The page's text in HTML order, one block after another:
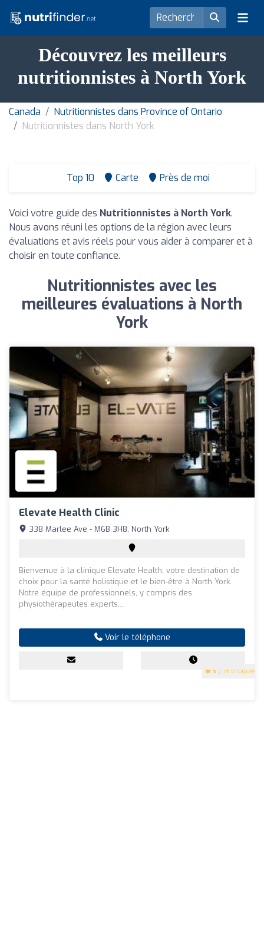
Découvrez les meilleurs
nutritionnistes à North York
Canada
Nutritionnistes dans Province of Ontario
Nutritionnistes dans North York
Top 10 Carte Près de moi
Voici votre guide des Nutritionnistes à North York.
Nous avons réuni les options de la région avec leurs
évaluations et avis réels pour vous aider à comparer et à
choisir en toute confiance.
Nutritionnistes avec les
meilleures évaluations à North
York
Elevate Health Clinic
5 (175 critiques)
338 Marlee Ave - M6B 3H8, North York
Bienvenue à la clinique Elevate Health, votre destination de
choix pour la santé holistique et le bien-être à North York.
Notre équipe de professionnels, y compris des
physiothérapeutes experts,...
Voir le téléphone